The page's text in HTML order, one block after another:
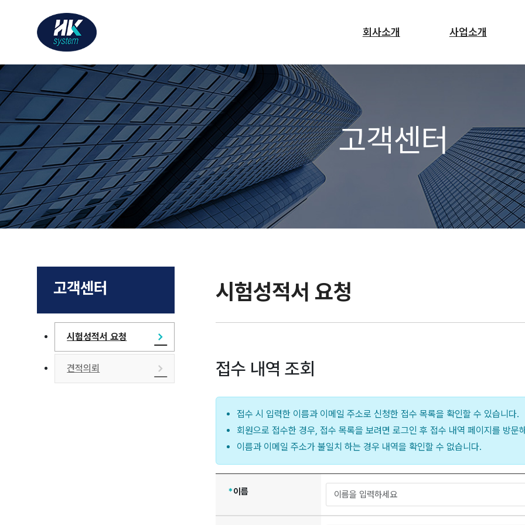
회사소개 사업소개
고객센터
고객센터
시험성적서 요청
견적의뢰
시험성적서 요청
접수 내역 조회
접수 시 입력한 이름과 이메일 주소로 신청한 접수 목록을 확인할 수 있습니다.
회원으로 접수한 경우, 접수 목록을 보려면 로그인 후 접수 내역 페이지를 방문
이름과 이메일 주소가 불일치 하는 경우 내역을 확인할 수 없습니다.
*이름